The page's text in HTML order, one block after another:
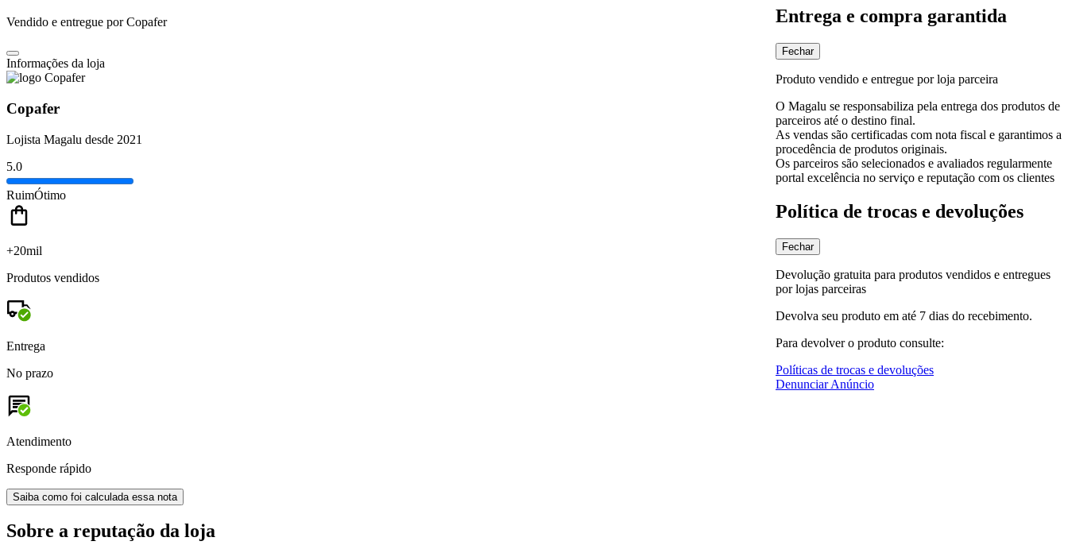
Vendido e entregue por Copafer
Informações da loja
Copafer
Lojista Magalu desde 2021
5.0
RuimÓtimo
+20mil
Produtos vendidos
Entrega
No prazo
Atendimento
Responde rápido
Saiba como foi calculada essa nota
Sobre a reputação da loja
Entrega e compra garantida
Fechar
Produto vendido e entregue por loja parceira
O Magalu se responsabiliza pela entrega dos produtos de
parceiros até o destino final.
As vendas são certificadas com nota fiscal e garantimos a
procedência de produtos originais.
Os parceiros são selecionados e avaliados regularmente
portal excelência no serviço e reputação com os clientes
Política de trocas e devoluções
Fechar
Devolução gratuita para produtos vendidos e entregues
por lojas parceiras
Devolva seu produto em até 7 dias do recebimento.
Para devolver o produto consulte:
Políticas de trocas e devoluções
Denunciar Anúncio